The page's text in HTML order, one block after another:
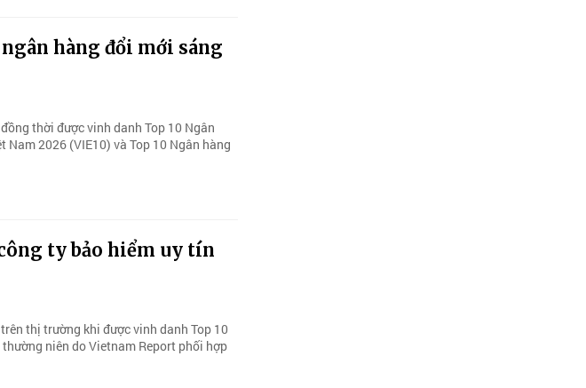
hàng đổi mới sáng
thời được vinh danh Top 10 Ngân
2026 (VIE10) và Top 10 Ngân hàng
ty bảo hiểm uy tín
thị trường khi được vinh danh Top 10
niên do Vietnam Report phối hợp